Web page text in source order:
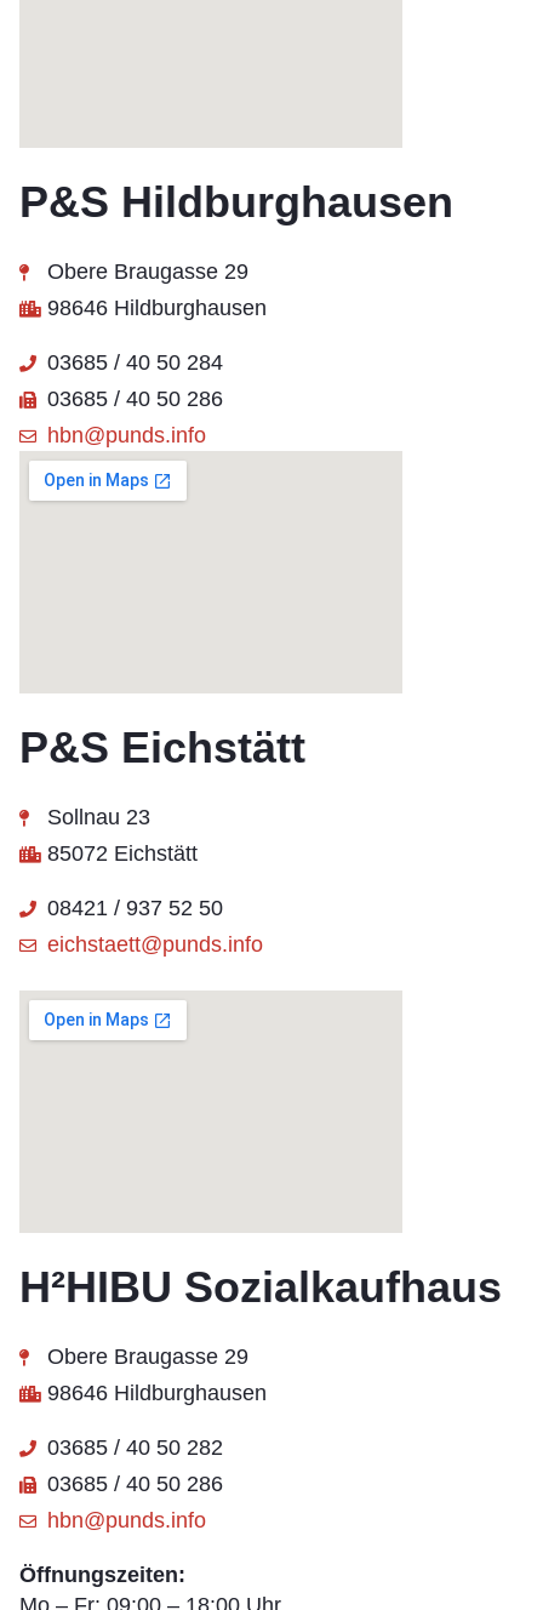
P&S Hildburghausen
Obere Braugasse 29
98646 Hildburghausen
03685 / 40 50 284
03685 / 40 50 286
hbn@punds.info
P&S Eichstätt
Sollnau 23
85072 Eichstätt
08421 / 937 52 50
eichstaett@punds.info
H²HIBU Sozialkaufhaus
Obere Braugasse 29
98646 Hildburghausen
03685 / 40 50 282
03685 / 40 50 286
hbn@punds.info
Öffnungszeiten: